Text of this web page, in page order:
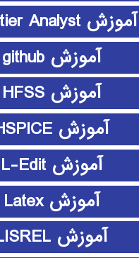
آموزش Frontier Analyst
آموزش github
آموزش HFSS
آموزش HSPICE
آموزش L-Edit
آموزش Latex
آموزش LISREL